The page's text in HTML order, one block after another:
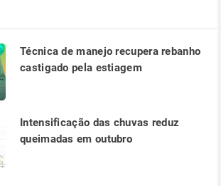
Técnica de manejo recupera rebanho
castigado pela estiagem
Intensificação das chuvas reduz
queimadas em outubro